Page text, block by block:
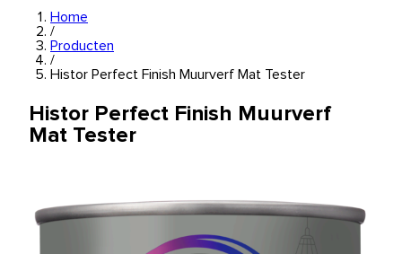
Home
/
Producten
/
Histor Perfect Finish Muurverf Mat Tester
Histor Perfect Finish Muurverf
Mat Tester